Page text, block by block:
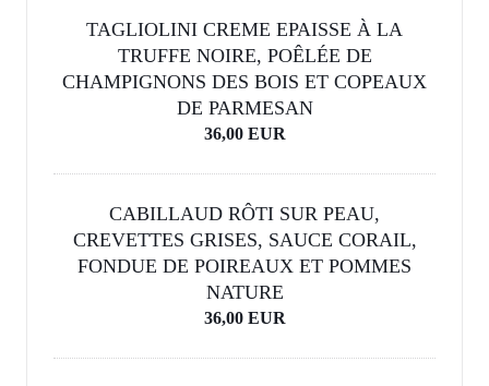
TAGLIOLINI CREME EPAISSE À LA
TRUFFE NOIRE, POÊLÉE DE
CHAMPIGNONS DES BOIS ET COPEAUX
DE PARMESAN
36,00 EUR
CABILLAUD RÔTI SUR PEAU,
CREVETTES GRISES, SAUCE CORAIL,
FONDUE DE POIREAUX ET POMMES
NATURE
36,00 EUR